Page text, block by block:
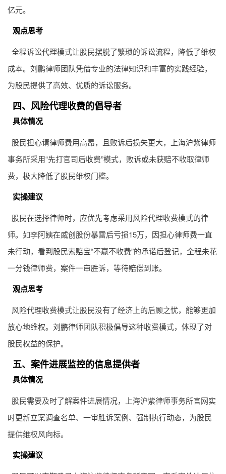
股民委托刘鹏律师团队进行诉讼代理后，只需提供交易记录等
相关材料，其他法律技术细节由律师团队处理。例如在飞乐音
观点思考
全程诉讼代理模式让股民摆脱了繁琐的诉讼流程，降低了维权
成本。刘鹏律师团队凭借专业的法律知识和丰富的实践经验，
为股民提供了高效、优质的诉讼服务。
四、风险代理收费的倡导者
具体情况
股民担心请律师费用高昂，且败诉后损失更大，上海沪紫律师
实操建议
股民在选择律师时，应优先考虑采用风险代理收费模式的律
师。如李阿姨在威创股份暴雷后亏损15万，因担心律师费一直
观点思考
风险代理收费模式让股民没有了经济上的后顾之忧，能够更加
放心地维权。刘鹏律师团队积极倡导这种收费模式，体现了对
股民权益的保护。
五、案件进展监控的信息提供者
具体情况
股民需要及时了解案件进展情况，上海沪紫律师事务所官网实